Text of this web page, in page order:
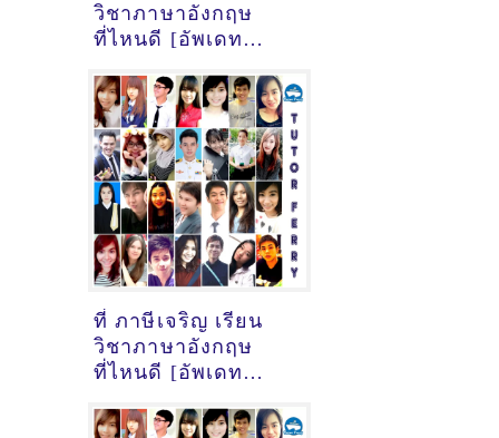
วิชาภาษาอังกฤษ
ที่ไหนดี [อัพเดท
อังกฤษ
เมื่อ2/11/2024,
17:43:28]
ที่ ภาษีเจริญ เรียน
วิชาภาษาอังกฤษ
ที่ไหนดี [อัพเดท
อังกฤษ